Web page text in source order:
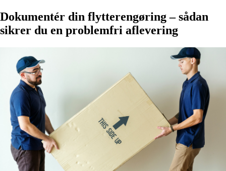
Dokumentér din flytterengøring – sådan
sikrer du en problemfri aflevering